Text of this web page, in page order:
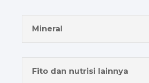
Mineral
Fito dan nutrisi lainnya